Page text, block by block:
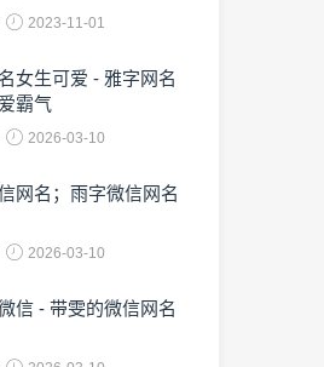
2023-11-01
女生可爱 - 雅字网名
霸气
2026-03-10
网名；雨字微信网名
2026-03-10
信 - 带雯的微信网名